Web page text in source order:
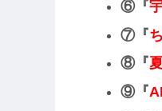
⑥『
⑦『
⑧『
⑨『